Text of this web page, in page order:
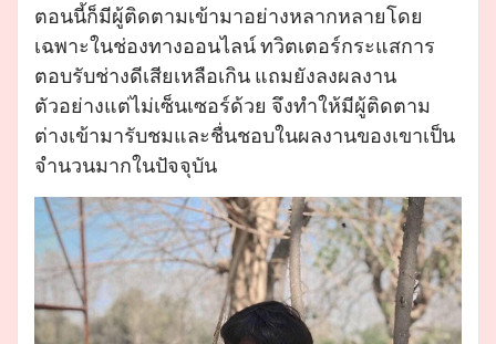
ตอนนี้ก็มีผู้ติดตามเข้ามาอย่างหลากหลายโดย
เฉพาะในช่องทางออนไลน์ ทวิตเตอร์กระแสการ
ตอบรับช่างดีเสียเหลือเกิน แถมยังลงผลงาน
ตัวอย่างแต่ไม่เซ็นเซอร์ด้วย จึงทำให้มีผู้ติดตาม
ต่างเข้ามารับชมและชื่นชอบในผลงานของเขาเป็น
จำนวนมากในปัจจุบัน